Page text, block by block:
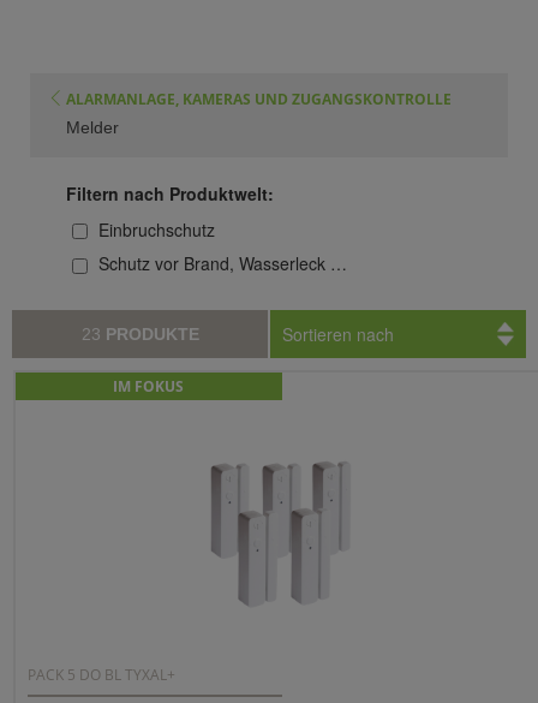
ALARMANLAGE, KAMERAS UND ZUGANGSKONTROLLE
Melder
Filtern nach Produktwelt:
Einbruchschutz
Schutz vor Brand, Wasserleck …
23 PRODUKTE Sortieren nach
IM FOKUS
PACK 5 DO BL TYXAL+